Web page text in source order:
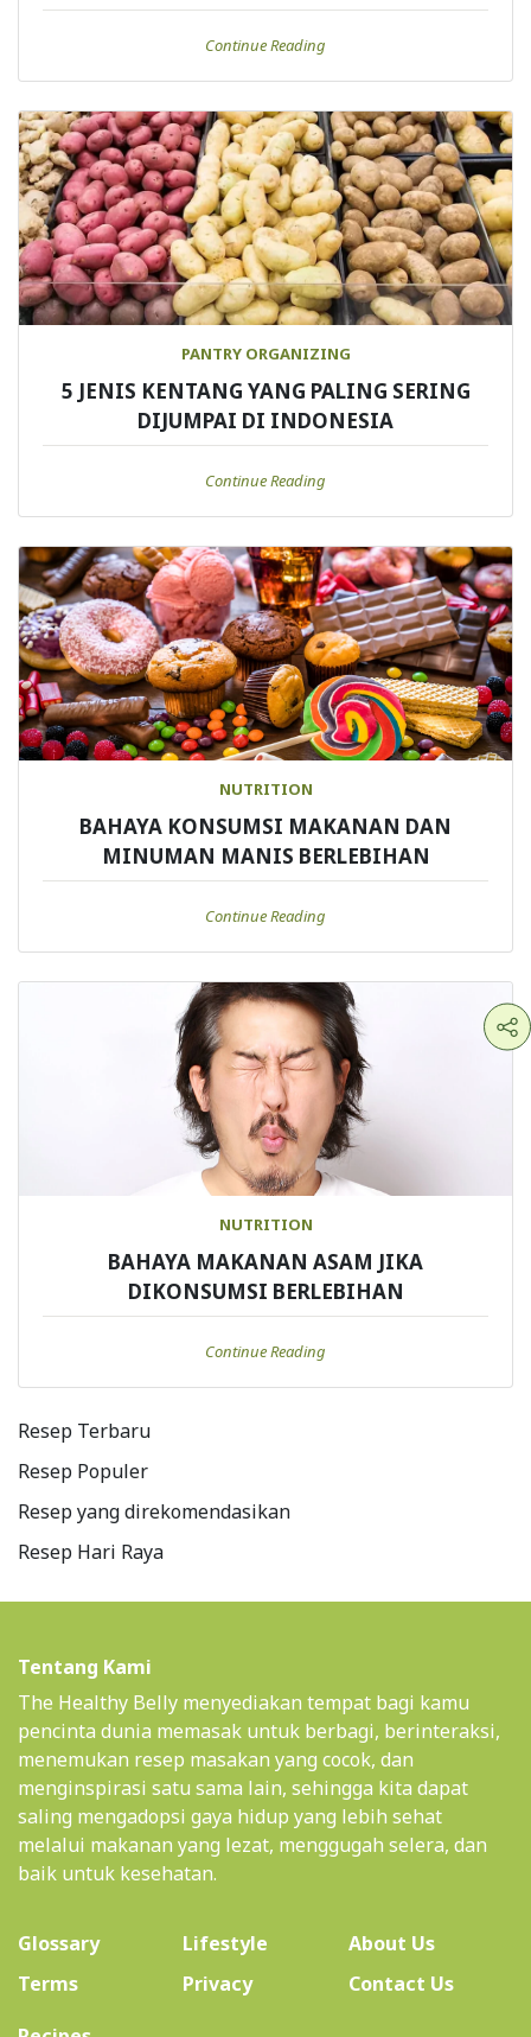
Continue Reading
PANTRY ORGANIZING
5 JENIS KENTANG YANG PALING SERING
DIJUMPAI DI INDONESIA
Continue Reading
NUTRITION
BAHAYA KONSUMSI MAKANAN DAN
MINUMAN MANIS BERLEBIHAN
Continue Reading
NUTRITION
BAHAYA MAKANAN ASAM JIKA
DIKONSUMSI BERLEBIHAN
Continue Reading
Resep Terbaru
Resep Populer
Resep yang direkomendasikan
Resep Hari Raya
Tentang Kami
The Healthy Belly menyediakan tempat bagi kamu
pencinta dunia memasak untuk berbagi, berinteraksi,
menemukan resep masakan yang cocok, dan
menginspirasi satu sama lain, sehingga kita dapat
saling mengadopsi gaya hidup yang lebih sehat
melalui makanan yang lezat, menggugah selera, dan
baik untuk kesehatan.
Glossary Lifestyle About Us(current)
Terms
Privacy
Contact Us